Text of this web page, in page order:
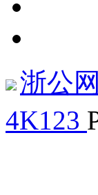
浙公
4K123